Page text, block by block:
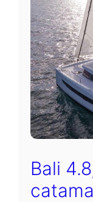
Bali